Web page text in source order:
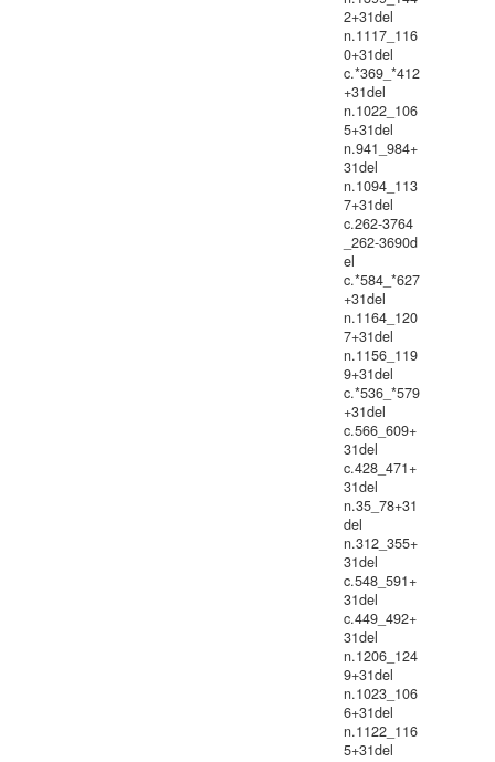
2+31del
n.1117_116
0+31del
c.*369_*412
+31del
n.1022_106
5+31del
n.941_984+
31del
n.1094_113
7+31del
c.262-3764
_262-3690d
el
c.*584_*627
+31del
n.1164_120
7+31del
n.1156_119
9+31del
c.*536_*579
+31del
c.566_609+
31del
c.428_471+
31del
n.35_78+31
del
n.312_355+
31del
c.548_591+
31del
c.449_492+
31del
n.1206_124
9+31del
n.1023_106
6+31del
n.1122_116
5+31del